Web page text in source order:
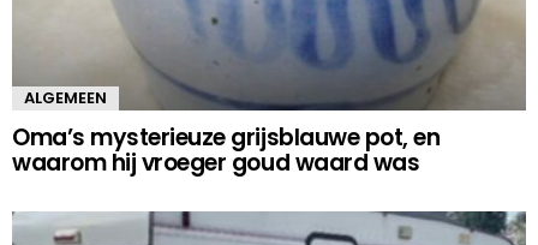
ALGEMEEN
Oma’s mysterieuze grijsblauwe pot, en
waarom hij vroeger goud waard was